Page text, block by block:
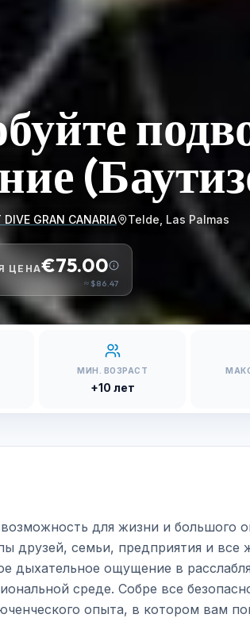
DIVE GRAN CANARIA Telde, Las Palmas
ЦЕНА€75.00
≈$86.47
МИН. ВОЗРАСТ
+10 лет
для жизни и большого
друзей, семьи, предприятия и
дыхательное ощущение в
среде. Собре все
опыта, в котором вам